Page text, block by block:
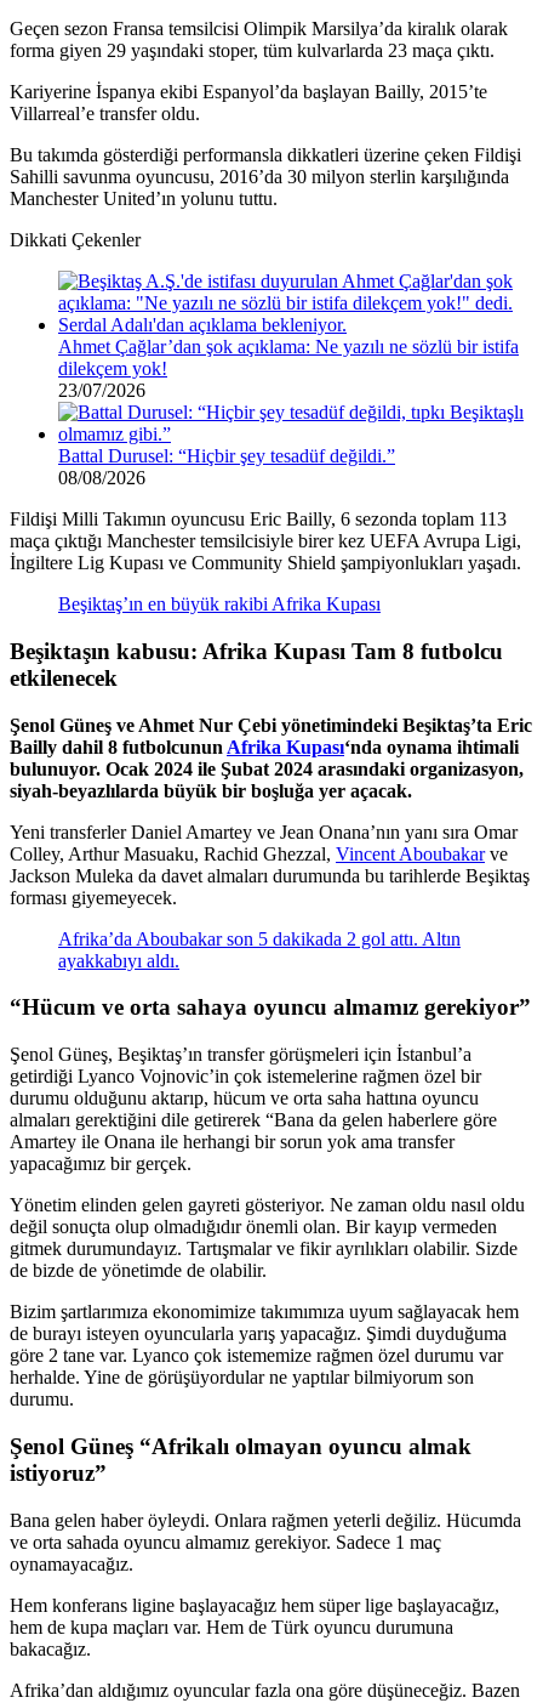
Geçen sezon Fransa temsilcisi Olimpik Marsilya’da kiralık olarak
forma giyen 29 yaşındaki stoper, tüm kulvarlarda 23 maça çıktı.
Kariyerine İspanya ekibi Espanyol’da başlayan Bailly, 2015’te
Villarreal’e transfer oldu.
Bu takımda gösterdiği performansla dikkatleri üzerine çeken Fildişi
Sahilli savunma oyuncusu, 2016’da 30 milyon sterlin karşılığında
Manchester United’ın yolunu tuttu.
Dikkati Çekenler
Ahmet Çağlar’dan şok açıklama: Ne yazılı ne sözlü bir istifa
dilekçem yok!
23/07/2026
Battal Durusel: “Hiçbir şey tesadüf değildi.”
08/08/2026
Fildişi Milli Takımın oyuncusu Eric Bailly, 6 sezonda toplam 113
maça çıktığı Manchester temsilcisiyle birer kez UEFA Avrupa Ligi,
İngiltere Lig Kupası ve Community Shield şampiyonlukları yaşadı.
Beşiktaş’ın en büyük rakibi Afrika Kupası
Beşiktaşın kabusu: Afrika Kupası Tam 8 futbolcu
etkilenecek
Şenol Güneş ve Ahmet Nur Çebi yönetimindeki Beşiktaş’ta Eric
Bailly dahil 8 futbolcunun Afrika Kupası‘nda oynama ihtimali
bulunuyor. Ocak 2024 ile Şubat 2024 arasındaki organizasyon,
siyah-beyazlılarda büyük bir boşluğa yer açacak.
Yeni transferler Daniel Amartey ve Jean Onana’nın yanı sıra Omar
Colley, Arthur Masuaku, Rachid Ghezzal, Vincent Aboubakarve
Jackson Muleka da davet almaları durumunda bu tarihlerde Beşiktaş
forması giyemeyecek.
Afrika’da Aboubakar son 5 dakikada 2 gol attı. Altın
ayakkabıyı aldı.
“Hücum ve orta sahaya oyuncu almamız gerekiyor”
Şenol Güneş, Beşiktaş’ın transfer görüşmeleri için İstanbul’a
getirdiği Lyanco Vojnovic’in çok istemelerine rağmen özel bir
durumu olduğunu aktarıp, hücum ve orta saha hattına oyuncu
almaları gerektiğini dile getirerek “Bana da gelen haberlere göre
Amartey ile Onana ile herhangi bir sorun yok ama transfer
yapacağımız bir gerçek.
Yönetim elinden gelen gayreti gösteriyor. Ne zaman oldu nasıl oldu
değil sonuçta olup olmadığıdır önemli olan. Bir kayıp vermeden
gitmek durumundayız. Tartışmalar ve fikir ayrılıkları olabilir. Sizde
de bizde de yönetimde de olabilir.
Bizim şartlarımıza ekonomimize takımımıza uyum sağlayacak hem
de burayı isteyen oyuncularla yarış yapacağız. Şimdi duyduğuma
göre 2 tane var. Lyanco çok istememize rağmen özel durumu var
herhalde. Yine de görüşüyordular ne yaptılar bilmiyorum son
durumu.
Şenol Güneş “Afrikalı olmayan oyuncu almak
istiyoruz”
Bana gelen haber öyleydi. Onlara rağmen yeterli değiliz. Hücumda
ve orta sahada oyuncu almamız gerekiyor. Sadece 1 maç
oynamayacağız.
Hem konferans ligine başlayacağız hem süper lige başlayacağız,
hem de kupa maçları var. Hem de Türk oyuncu durumuna
bakacağız.
Afrika’dan aldığımız oyuncular fazla ona göre düşüneceğiz. Bazen